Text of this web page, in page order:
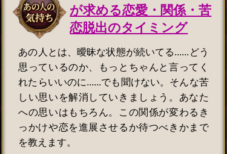
が求める恋愛・関係・苦
恋脱出のタイミング
あの人とは、曖昧な状態が続いてる......どう
思っているのか、もっとちゃんと言ってく
れたらいいのに......でも聞けない。そんな苦
しい思いを解消していきましょう。あなた
への思いはもちろん。この関係が変わるき
っかけや恋を進展させるか待つべきかまで
を教えます。